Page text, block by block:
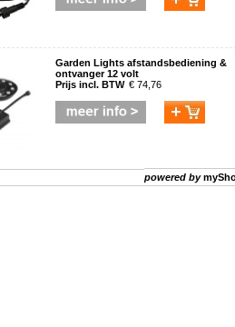
Garden Lights afstandsbediening &
ontvanger 12 volt
Prijs incl. BTW € 74,76
powered by